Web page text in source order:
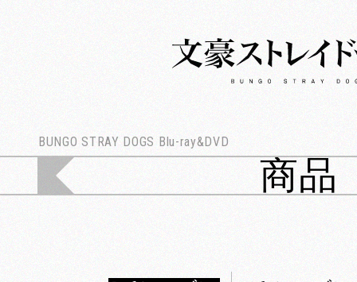
文
ッ
グ
商品
BUNGO STRAY DOGS Blu-ray&DVD